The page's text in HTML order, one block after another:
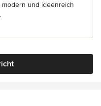
und ideenreich